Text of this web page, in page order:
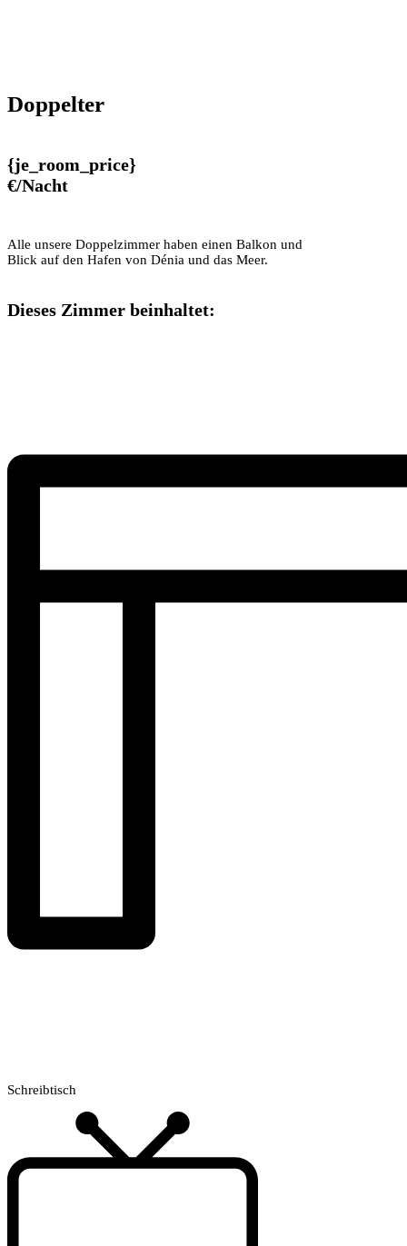
Doppelter
{je_room_price}
€/Nacht
Alle unsere Doppelzimmer haben einen Balkon und
Blick auf den Hafen von Dénia und das Meer.
Dieses Zimmer beinhaltet:
Schreibtisch